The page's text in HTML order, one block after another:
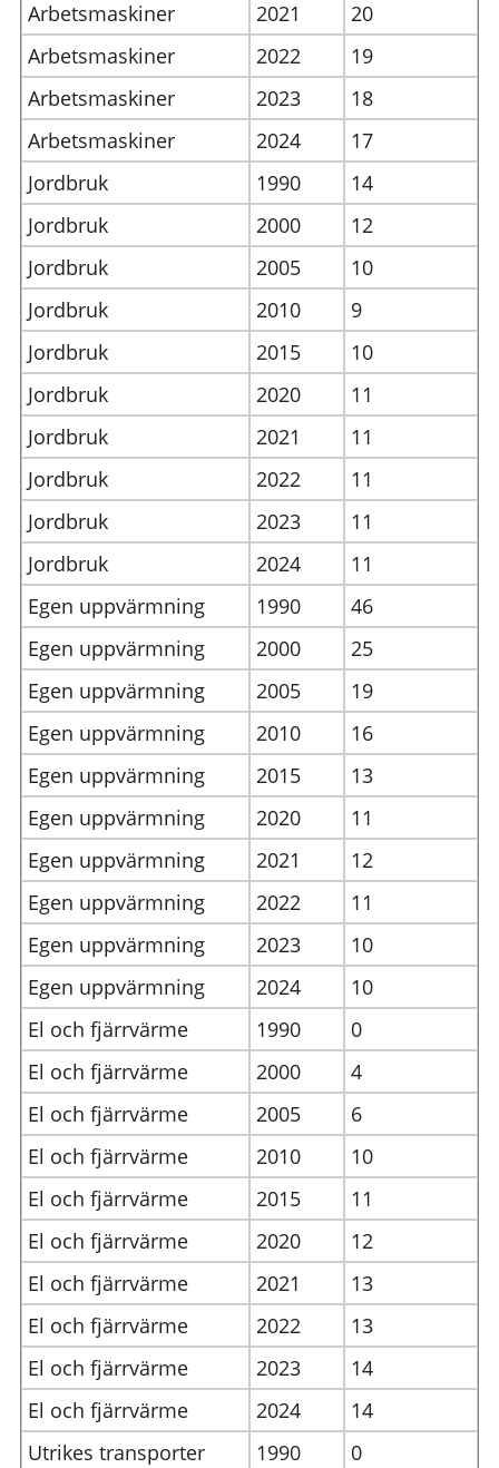
Arbetsmaskiner 2021
20
Arbetsmaskiner
2022
19
Arbetsmaskiner
2023
18
Arbetsmaskiner
2024
17
Jordbruk
1990
14
Jordbruk
2000
12
Jordbruk
2005
10
Jordbruk
2010
9
Jordbruk
2015
10
Jordbruk
2020
11
Jordbruk
2021
11
Jordbruk
2022
11
Jordbruk
2023
11
Jordbruk
2024
11
Egen uppvärmning
1990
46
Egen uppvärmning
2000
25
Egen uppvärmning
2005
19
Egen uppvärmning
2010
16
Egen uppvärmning
2015
13
Egen uppvärmning
2020
11
Egen uppvärmning
2021
12
Egen uppvärmning
2022
11
Egen uppvärmning
2023
10
Egen uppvärmning
2024
10
El och fjärrvärme
1990
0
El och fjärrvärme
2000
4
El och fjärrvärme
2005
6
El och fjärrvärme
2010
10
El och fjärrvärme
2015
11
El och fjärrvärme
2020
12
El och fjärrvärme
2021
13
El och fjärrvärme
2022
13
El och fjärrvärme
2023
14
El och fjärrvärme
2024
14
Utrikes transporter
1990
0